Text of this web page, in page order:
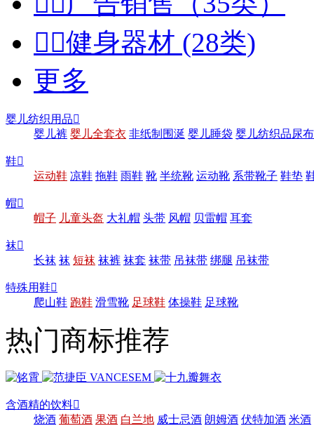
健身器材 (28类)
更多
婴儿纺织用品
婴儿裤 婴儿全套衣 非纸制围涎 婴儿睡袋 婴儿纺织品尿布
鞋
运动鞋 凉鞋 拖鞋 雨鞋 靴 半统靴 运动靴 系带靴子 鞋垫
帽
帽子 儿童头盔 大礼帽 头带 风帽 贝雷帽 耳套
袜
长袜 袜 短袜 袜裤 袜套 袜带 吊袜带 绑腿 吊袜带
特殊用鞋
爬山鞋 跑鞋 滑雪靴 足球鞋 体操鞋 足球靴
热门商标推荐
含酒精的饮料
烧酒 葡萄酒 果酒 白兰地 威士忌酒 朗姆酒 伏特加酒 米酒